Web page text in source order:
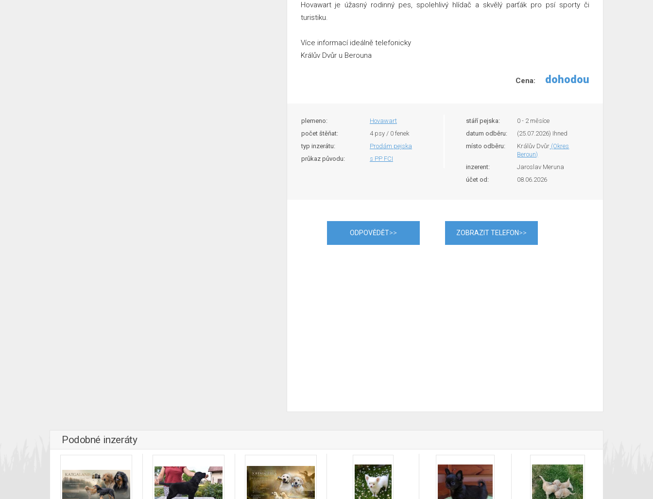
Hovawart je úžasný rodinný pes, spolehlivý hlídač a skvělý parťák pro psí sporty či
turistiku.
Více informací ideálně telefonicky
Králův Dvůr u Berouna
Cena: dohodou
plemeno:
Hovawart
počet štěňat:
4 psy / 0 fenek
typ inzerátu:
Prodám pejska
průkaz původu:
s PP FCI
stáří pejska:
0 - 2 měsíce
datum odběru:
(25.07.2026) Ihned
místo odběru:
Králův Dvůr (Okres
Beroun)
inzerent:
Jaroslav Meruna
účet od:
08.06.2026
ODPOVĚDĚT>> ZOBRAZIT TELEFON>>
Podobné inzeráty